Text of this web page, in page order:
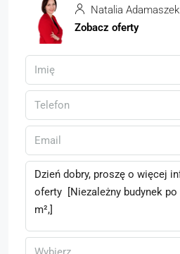
Natalia Adamaszek
Zobacz oferty